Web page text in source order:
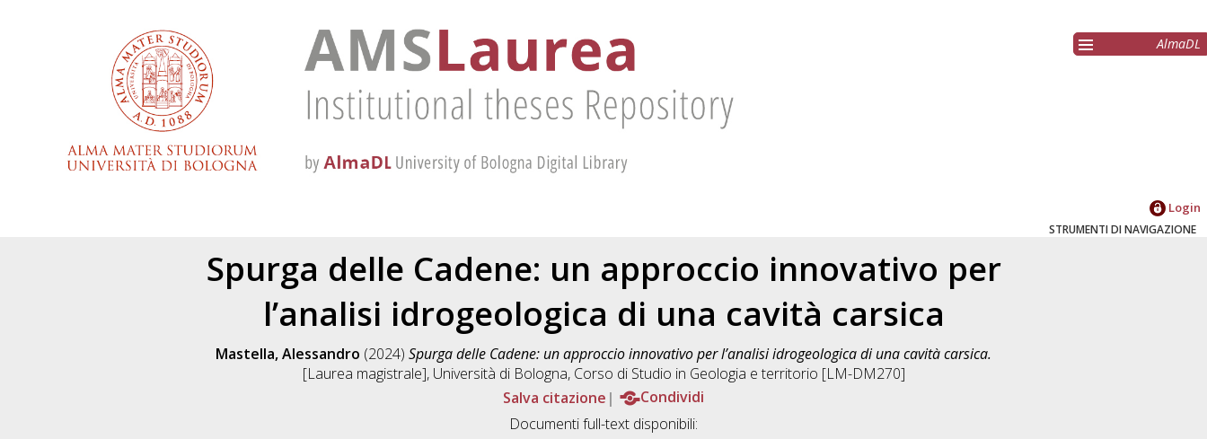
AlmaDL
Login
STRUMENTI DI NAVIGAZIONE
Spurga delle Cadene: un approccio innovativo per
l’analisi idrogeologica di una cavità carsica
Mastella, Alessandro (2024) Spurga delle Cadene: un approccio innovativo per l’analisi idrogeologica di una cavità carsica.
[Laurea magistrale], Università di Bologna, Corso di Studio in Geologia e territorio [LM-DM270]
Salva citazione
Condividi
Documenti full-text disponibili: